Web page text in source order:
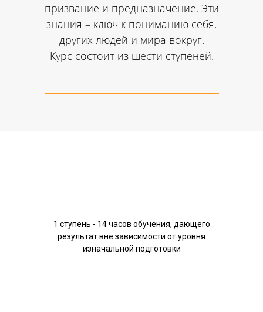
призвание и предназначение. Эти
знания – ключ к пониманию себя,
других людей и мира вокруг.
Курс состоит из шести ступеней.
1 ступень - 14 часов обучения, дающего
результат вне зависимости от уровня
изначальной подготовки